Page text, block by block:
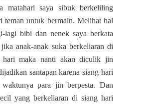
matahari saya sibuk berkeliling
teman untuk bermain. Melihat hal
lagi bibi dan nenek saya berkata
anak-anak suka berkeliaran di
hari maka nanti akan diculik jin
santapan karena siang hari
waktunya para jin berpesta. Dan
yang berkeliaran di siang hari